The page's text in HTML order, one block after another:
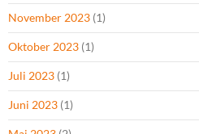
November 2023 (1)
Oktober 2023 (1)
Juli 2023 (1)
Juni 2023 (1)